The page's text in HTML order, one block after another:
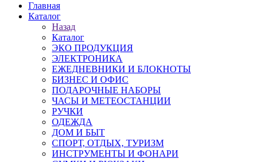
Главная
Каталог
Назад
Каталог
ЭКО ПРОДУКЦИЯ
ЭЛЕКТРОНИКА
ЕЖЕДНЕВНИКИ И БЛОКНОТЫ
БИЗНЕС И ОФИС
ПОДАРОЧНЫЕ НАБОРЫ
ЧАСЫ И МЕТЕОСТАНЦИИ
РУЧКИ
ОДЕЖДА
ДОМ И БЫТ
СПОРТ, ОТДЫХ, ТУРИЗМ
ИНСТРУМЕНТЫ И ФОНАРИ